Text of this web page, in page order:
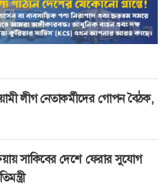
লীগ নেতাকর্মীদের গোপন বৈঠক,
সাকিবের দেশে ফেরার সুযোগ